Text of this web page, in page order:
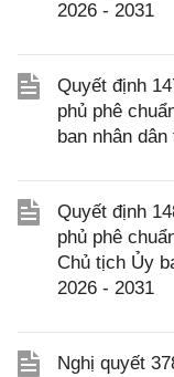
2026 - 2031
Quyết định
phủ phê
ban nhân
Quyết định
phủ phê
Chủ tịch Ủy
2026 - 2031
Nghị quyết